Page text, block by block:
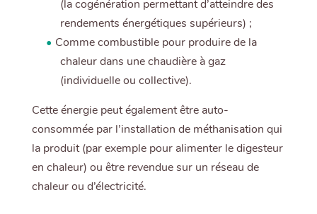
(la cogénération permettant d’atteindre des
rendements énergétiques supérieurs) ;
Comme combustible pour produire de la
chaleur dans une chaudière à gaz
(individuelle ou collective).
Cette énergie peut également être auto-
consommée par l’installation de méthanisation qui
la produit (par exemple pour alimenter le digesteur
en chaleur) ou être revendue sur un réseau de
chaleur ou d’électricité.